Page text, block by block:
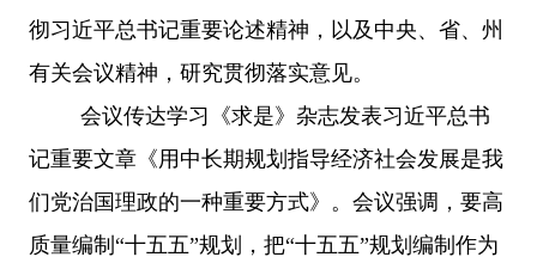
彻习近平总书记重要论述精神，以及中央、省、州
有关会议精神，研究贯彻落实意见。
会议传达学习《求是》杂志发表习近平总书
记重要文章《用中长期规划指导经济社会发展是我
们党治国理政的一种重要方式》。会议强调，要高
质量编制 “十五五”规划，把“十五五”规划编制作为